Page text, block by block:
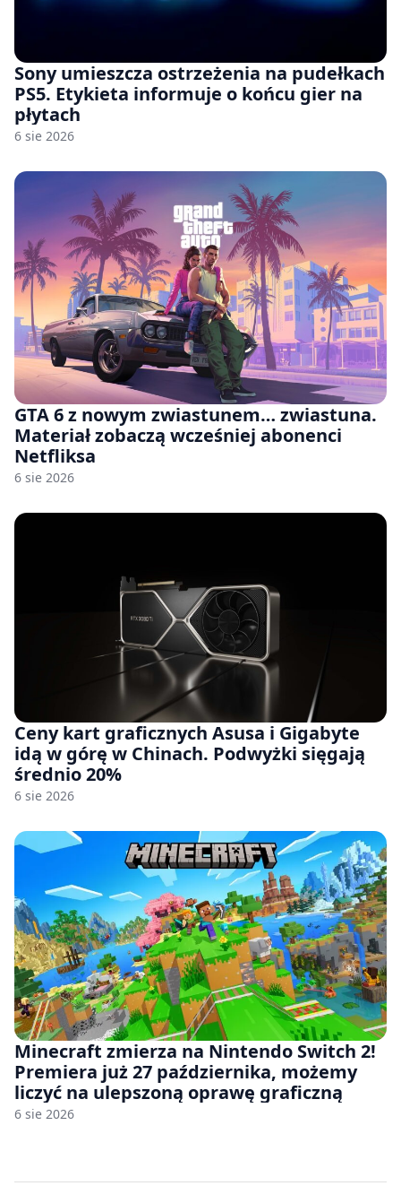
Sony umieszcza ostrzeżenia na pudełkach
PS5. Etykieta informuje o końcu gier na
płytach
6 sie 2026
GTA 6 z nowym zwiastunem… zwiastuna.
Materiał zobaczą wcześniej abonenci
Netfliksa
6 sie 2026
Ceny kart graficznych Asusa i Gigabyte
idą w górę w Chinach. Podwyżki sięgają
średnio 20%
6 sie 2026
Minecraft zmierza na Nintendo Switch 2!
Premiera już 27 października, możemy
liczyć na ulepszoną oprawę graficzną
6 sie 2026